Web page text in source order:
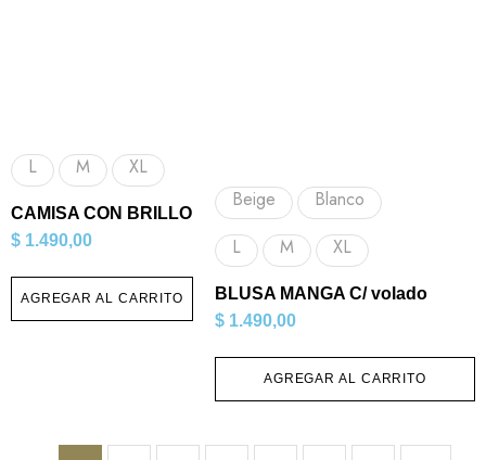
L M XL
CAMISA CON BRILLO
$ 1.490,00
AGREGAR AL CARRITO
Beige
Blanco
L
M XL
BLUSA MANGA C/ volado
$ 1.490,00
AGREGAR AL CARRITO